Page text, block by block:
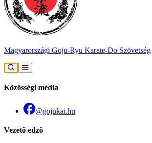
Magyarországi Goju-Ryu Karate-Do Szövetség
Közösségi média
@gojukai.hu
Vezető edző